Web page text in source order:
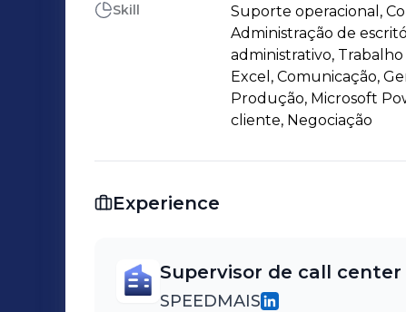
comunicação interpessoal e a
às necessidades dos clientes e das
motivada a contribuir com uma
fortalecer o alinhamento entre os
Skill
Suporte operacional,
Administração de
administrativo,
Excel, Comunicação,
Produção, Microsoft
cliente, Negociação
Experience
Supervisor de call center
SPEEDMAIS